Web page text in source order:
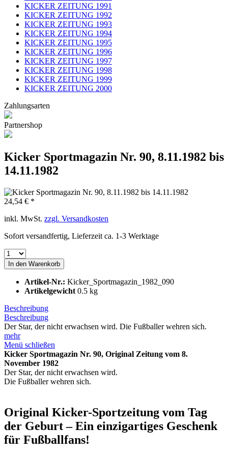
KICKER ZEITUNG 1991
KICKER ZEITUNG 1992
KICKER ZEITUNG 1993
KICKER ZEITUNG 1994
KICKER ZEITUNG 1995
KICKER ZEITUNG 1996
KICKER ZEITUNG 1997
KICKER ZEITUNG 1998
KICKER ZEITUNG 1999
KICKER ZEITUNG 2000
Zahlungsarten
Partnershop
Kicker Sportmagazin Nr. 90, 8.11.1982 bis
14.11.1982
24,54 € *
inkl. MwSt. zzgl. Versandkosten
Sofort versandfertig, Lieferzeit ca. 1-3 Werktage
In den Warenkorb
Artikel-Nr.: Kicker_Sportmagazin_1982_090
Artikelgewicht 0.5 kg
Beschreibung
Beschreibung
Der Star, der nicht erwachsen wird. Die Fußballer wehren sich.
mehr
Menü schließen
Kicker Sportmagazin Nr. 90, Original Zeitung vom 8.
November 1982
Der Star, der nicht erwachsen wird.
Die Fußballer wehren sich.
Original Kicker-Sportzeitung vom Tag
der Geburt – Ein einzigartiges Geschenk
für Fußballfans!